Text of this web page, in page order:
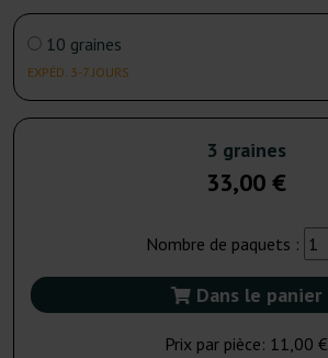
10 graines
EXPÉD. 3-7 JOURS
3 graines
33,00 €
Nombre de paquets :
Dans le panier
Prix par pièce: 11,00 €